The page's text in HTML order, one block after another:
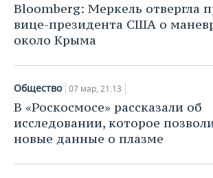
Bloomberg: Меркель отвергла
вице-президента США о
около Крыма
Общество 07 мар, 21:13
В «Роскосмосе» рассказали об
исследовании, которое
новые данные о плазме